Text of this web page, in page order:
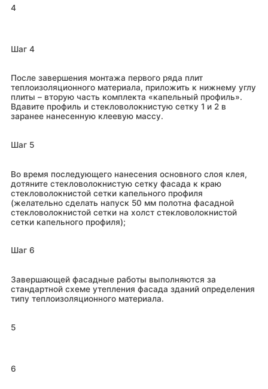
4
Шаг 4
После завершения монтажа первого ряда плит
теплоизоляционного материала, приложить к нижнему углу
плиты – вторую часть комплекта «капельный профиль».
Вдавите профиль и стекловолокнистую сетку 1 и 2 в
заранее нанесенную клеевую массу.
Шаг 5
Во время последующего нанесения основного слоя клея,
дотяните стекловолокнистую сетку фасада к краю
стекловолокнистой сетки капельного профиля
(желательно сделать напуск 50 мм полотна фасадной
стекловолокнистой сетки на холст стекловолокнистой
сетки капельного профиля);
Шаг 6
Завершающей фасадные работы выполняются за
стандартной схеме утепления фасада зданий определения
типу теплоизоляционного материала.
5
6